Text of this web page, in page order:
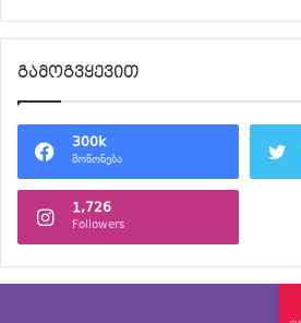
გამოგვყევით
300k
მოწონება
1,726
Followers